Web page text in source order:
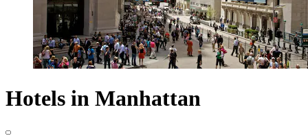
Hotels in Manhattan